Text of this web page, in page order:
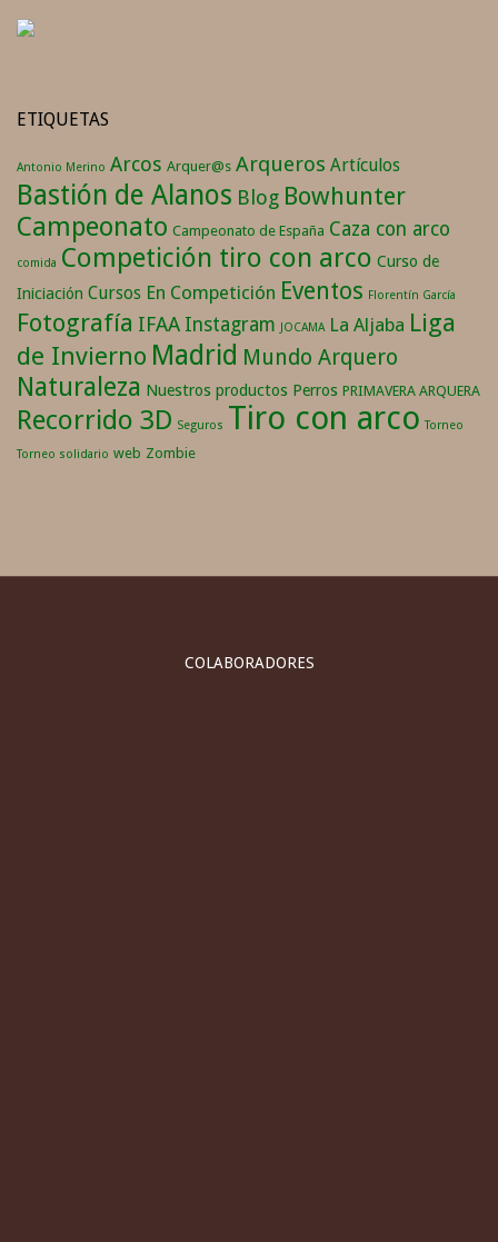
ETIQUETAS
Antonio Merino Arcos Arquer@s Arqueros Artículos
Bastión de Alanos Blog Bowhunter
Campeonato Campeonato de España Caza con arco
comida Competición tiro con arco Curso de
Iniciación Cursos En Competición Eventos Florentín García
Fotografía IFAA Instagram JOCAMA La Aljaba Liga
de Invierno Madrid Mundo Arquero
Naturaleza Nuestros productos Perros PRIMAVERA ARQUERA
Recorrido 3D Seguros Tiro con arco Torneo
Torneo solidario web Zombie
COLABORADORES